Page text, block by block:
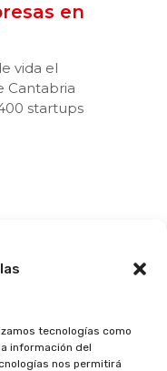
tecnologías como
información del
nos permitirá
en
vida el
Cantabria
startups